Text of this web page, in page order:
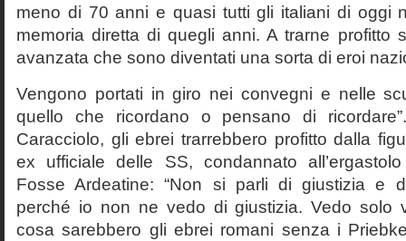
meno di 70 anni e quasi tutti gli italiani di oggi
memoria diretta di quegli anni. A trarne profitto
avanzata che sono diventati una sorta di eroi
Vengono portati in giro nei convegni e nelle
quello che ricordano o pensano di
Caracciolo, gli ebrei trarrebbero profitto dalla
ex ufficiale delle SS, condannato
Fosse Ardeatine: “Non si parli di giustizia e
perché io non ne vedo di giustizia. Vedo solo
cosa sarebbero gli ebrei romani senza i